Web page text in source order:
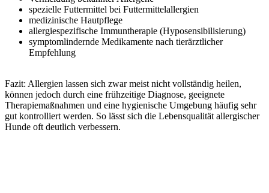
spezielle Futtermittel bei Futtermittelallergien
medizinische Hautpflege
allergiespezifische Immuntherapie (Hyposensibilisierung)
symptomlindernde Medikamente nach tierärztlicher
Empfehlung
Fazit: Allergien lassen sich zwar meist nicht vollständig heilen,
können jedoch durch eine frühzeitige Diagnose, geeignete
Therapiemaßnahmen und eine hygienische Umgebung häufig sehr
gut kontrolliert werden. So lässt sich die Lebensqualität allergischer
Hunde oft deutlich verbessern.